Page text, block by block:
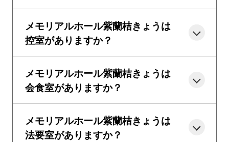
メモリアルホール紫蘭桔きょうは
控室がありますか？
メモリアルホール紫蘭桔きょうは
会食室がありますか？
メモリアルホール紫蘭桔きょうは
法要室がありますか？